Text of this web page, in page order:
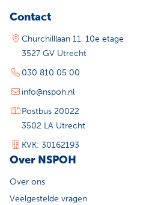
Contact
Churchilllaan 11, 10e etage
3527 GV Utrecht
030 810 05 00
info@nspoh.nl
Postbus 20022
3502 LA Utrecht
KVK: 30162193
Over NSPOH
Over ons
Veelgestelde vragen